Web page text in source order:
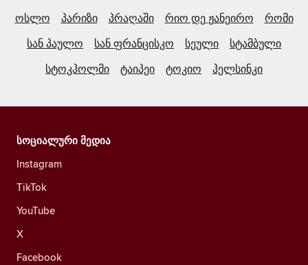
ოსლო
პარიზი პრაღაში რიო დე ჟანეირო
რომი
სან პაულო
სან ფრანცისკო სეული
სტამბული
სტოკჰოლმი
ტაიპეი ტოკიო ჰელსინკი
სოციალური მედია
Instagram
TikTok
YouTube
X
Facebook